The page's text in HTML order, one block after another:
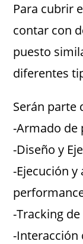
Para cubrir
contar con
puesto
diferentes
Serán parte
-Armado de
-Diseño y
-Ejecución
-Tracking
-Interacción